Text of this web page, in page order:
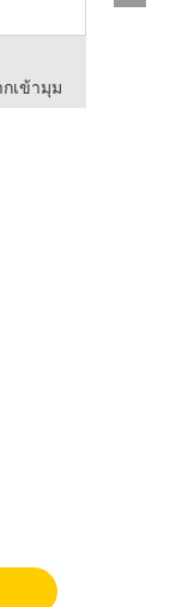
เข้ามุม